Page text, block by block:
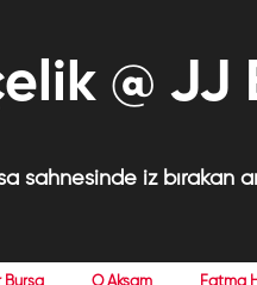
@ JJ
sahnesinde iz bırakan